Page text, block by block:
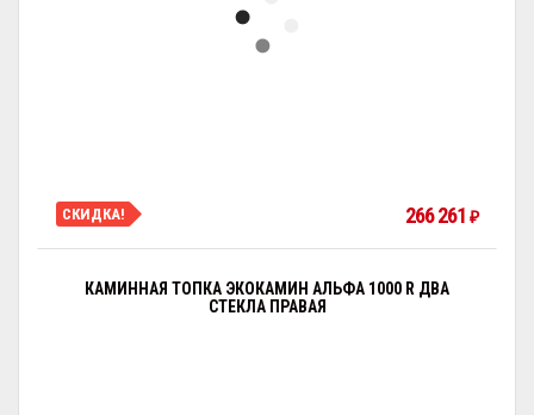
СКИДКА! 266 261 ₽
КАМИННАЯ ТОПКА ЭКОКАМИН АЛЬФА 1000 R ДВА
СТЕКЛА ПРАВАЯ